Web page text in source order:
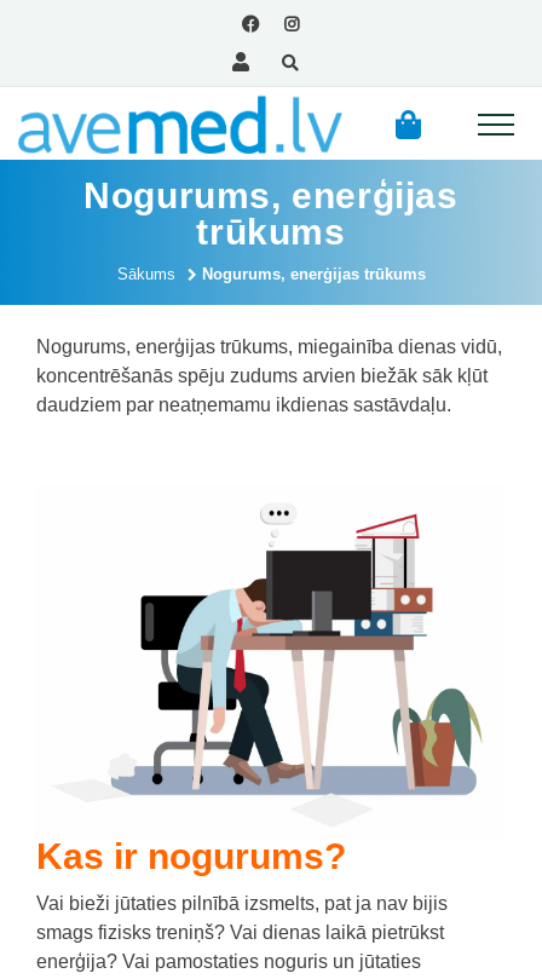
Nogurums, enerģijas
trūkums
Sākums Nogurums, enerģijas trūkums
Nogurums, enerģijas trūkums, miegainība dienas vidū,
koncentrēšanās spēju zudums arvien biežāk sāk kļūt
daudziem par neatņemamu ikdienas sastāvdaļu.
Kas ir nogurums?
Vai bieži jūtaties pilnībā izsmelts, pat ja nav bijis
smags fizisks treniņš? Vai dienas laikā pietrūkst
enerģija? Vai pamostaties noguris un jūtaties